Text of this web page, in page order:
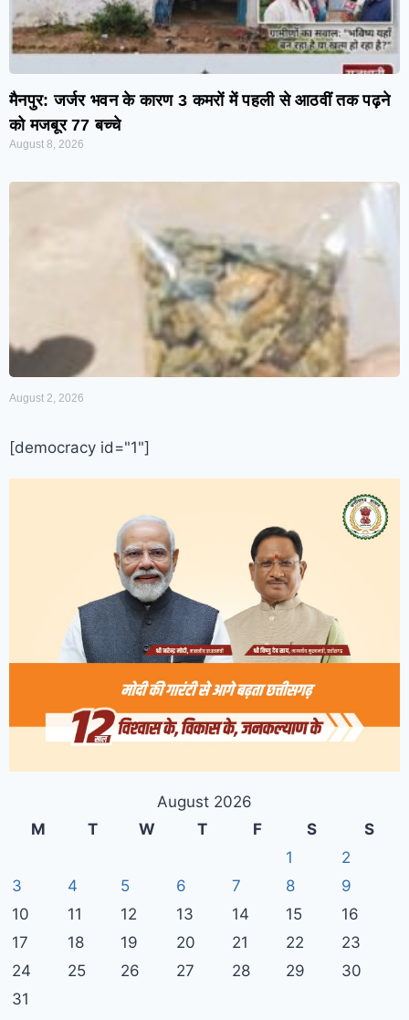
मैनपुर: जर्जर भवन के कारण 3 कमरों में पहली से आठवीं तक पढ़ने
को मजबूर 77 बच्चे
August 8, 2026
August 2, 2026
[democracy id="1"]
August 2026
M
T W T F S
S
1
2
3
4 5 6 7 8
9
10
11 12 13 14 15
16
17
18 19 20 21 22
23
24
25 26 27 28 29
30
31